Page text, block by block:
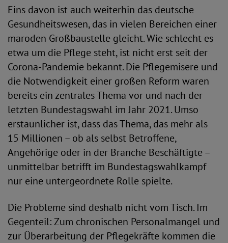
Eins davon ist auch weiterhin das deutsche
Gesundheitswesen, das in vielen Bereichen einer
maroden Großbaustelle gleicht. Wie schlecht es
etwa um die Pflege steht, ist nicht erst seit der
Corona-Pandemie bekannt. Die Pflegemisere und
die Notwendigkeit einer großen Reform waren
bereits ein zentrales Thema vor und nach der
letzten Bundestagswahl im Jahr 2021. Umso
erstaunlicher ist, dass das Thema, das mehr als
15 Millionen – ob als selbst Betroffene,
Angehörige oder in der Branche Beschäftigte –
unmittelbar betrifft im Bundestagswahlkampf
nur eine untergeordnete Rolle spielte.
Die Probleme sind deshalb nicht vom Tisch. Im
Gegenteil: Zum chronischen Personalmangel und
zur Überarbeitung der Pflegekräfte kommen die